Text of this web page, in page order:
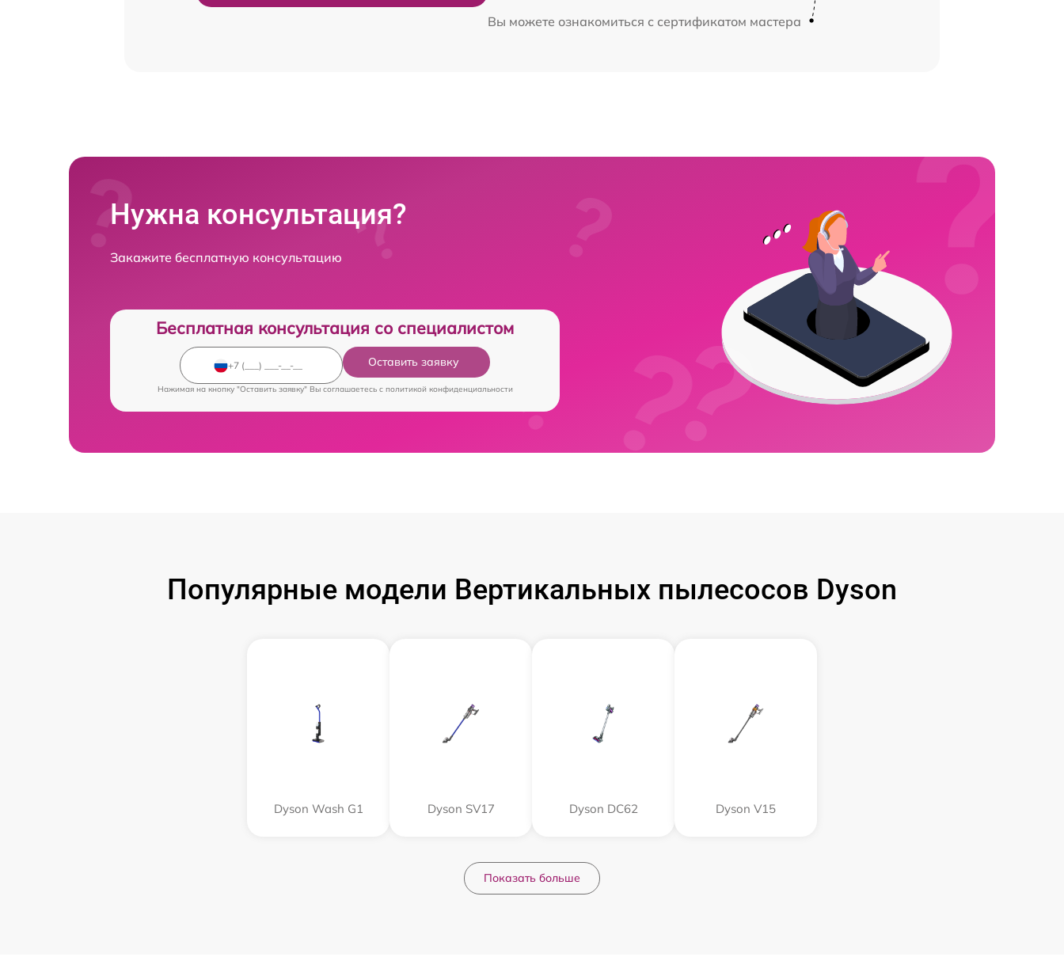
Вы можете ознакомиться с сертификатом мастера
Нужна консультация?
Закажите бесплатную консультацию
Бесплатная консультация со специалистом
Оставить заявку
Нажимая на кнопку "Оставить заявку" Вы соглашаетесь c политикой конфиденциальности
Популярные модели Вертикальных пылесосов Dyson
Dyson Wash G1 Dyson SV17 Dyson DC62 Dyson V15
Показать больше